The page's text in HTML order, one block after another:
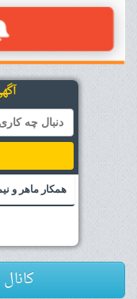
همکار ماهر و